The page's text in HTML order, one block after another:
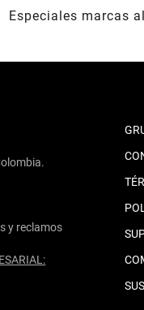
Especiales marcas
y reclamos